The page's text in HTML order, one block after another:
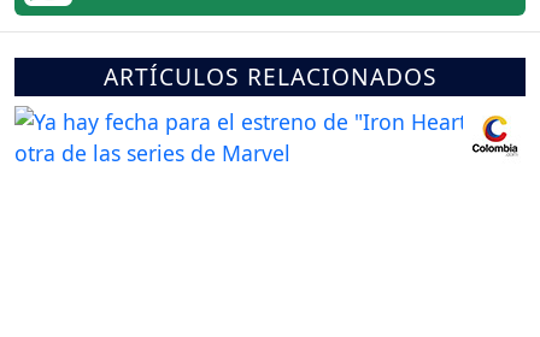
ARTÍCULOS RELACIONADOS